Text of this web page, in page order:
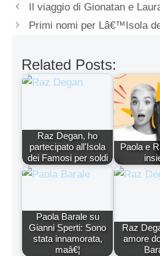
Il viaggio di Gionatan e
Primi nomi per Lâ€™Isola
Related Posts:
Raz Degan, ho
partecipato all'Isola
dei Famosi per soldi
Paola e
Paola Barale su
Gianni Sperti: Sono
stata innamorata,
maâ€¦
Raz
amore